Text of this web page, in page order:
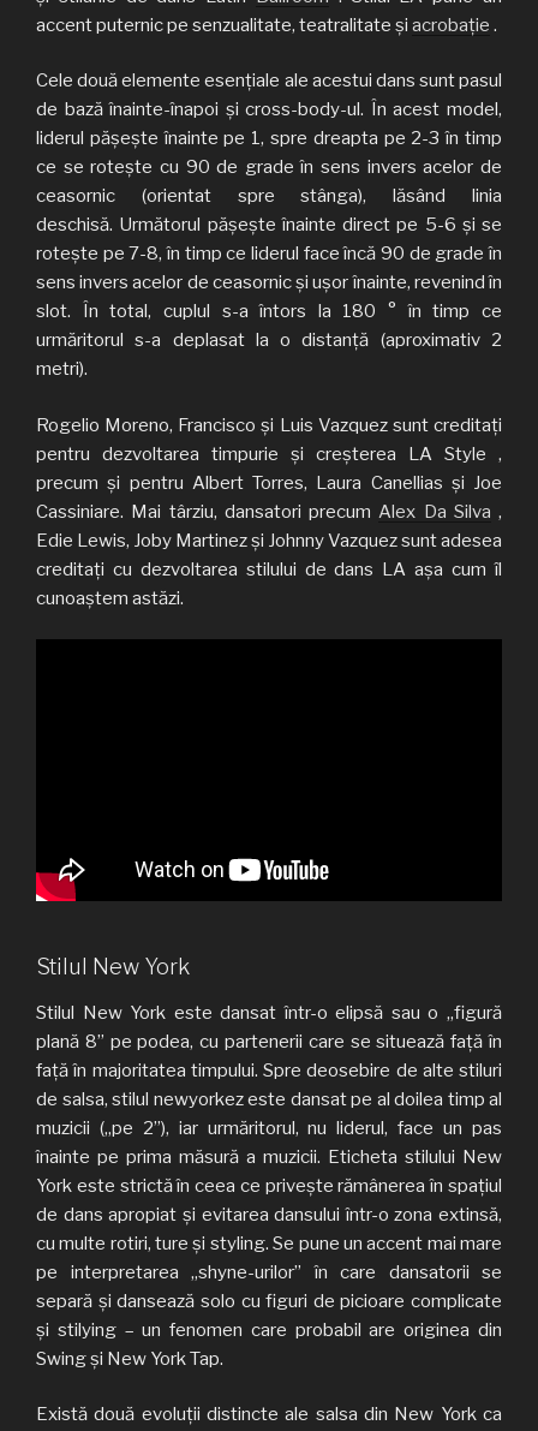
accent puternic pe senzualitate, teatralitate și acrobație .
Cele două elemente esențiale ale acestui dans sunt pasul
de bază înainte-înapoi și cross-body-ul. În acest model,
liderul pășește înainte pe 1, spre dreapta pe 2-3 în timp
ce se rotește cu 90 de grade în sens invers acelor de
ceasornic (orientat spre stânga), lăsând linia
deschisă. Următorul pășește înainte direct pe 5-6 și se
roteşte pe 7-8, în timp ce liderul face încă 90 de grade în
sens invers acelor de ceasornic și ușor înainte, revenind în
slot. În total, cuplul s-a întors la 180 ° în timp ce
urmăritorul s-a deplasat la o distanță (aproximativ 2
metri).
Rogelio Moreno, Francisco și Luis Vazquez sunt creditați
pentru dezvoltarea timpurie și creșterea LA Style ,
precum și pentru Albert Torres, Laura Canellias și Joe
Cassiniare. Mai târziu, dansatori precumAlex Da Silva ,
Edie Lewis, Joby Martinez și Johnny Vazquez sunt adesea
creditați cu dezvoltarea stilului de dans LA așa cum îl
cunoaștem astăzi.
Stilul New York
Stilul New York este dansat într-o elipsă sau o „figură
plană 8” pe podea, cu partenerii care se situează faţă în
faţă în majoritatea timpului. Spre deosebire de alte stiluri
de salsa, stilul newyorkez este dansat pe al doilea timp al
muzicii („pe 2”), iar urmăritorul, nu liderul, face un pas
înainte pe prima măsură a muzicii. Eticheta stilului New
York este strictă în ceea ce privește rămânerea în spațiul
de dans apropiat și evitarea dansului într-o zona extinsă,
cu multe rotiri, ture și styling. Se pune un accent mai mare
pe interpretarea „shyne-urilor” în care dansatorii se
separă și dansează solo cu figuri de picioare complicate
și stilying – un fenomen care probabil are originea din
Swing și New York Tap.
Există două evoluții distincte ale salsa din New York ca